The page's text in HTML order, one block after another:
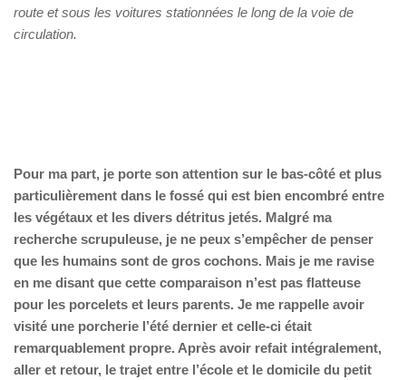
route et sous les voitures stationnées le long de la voie de
circulation.
Pour ma part, je porte son attention sur le bas-côté et plus
particulièrement dans le fossé qui est bien encombré entre
les végétaux et les divers détritus jetés. Malgré ma
recherche scrupuleuse, je ne peux s’empêcher de penser
que les humains sont de gros cochons. Mais je me ravise
en me disant que cette comparaison n’est pas flatteuse
pour les porcelets et leurs parents. Je me rappelle avoir
visité une porcherie l’été dernier et celle-ci était
remarquablement propre. Après avoir refait intégralement,
aller et retour, le trajet entre l’école et le domicile du petit